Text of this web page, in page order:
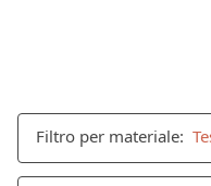
Filtro per materiale: